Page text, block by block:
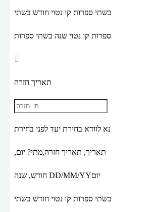
בשתי ספרות קו נטוי חודש בשתי
ספרות קו נטוי שנה בשתי ספרות
תאריך חזרה
נא לוודא בחירת יעד לפני בחירת
תאריך, תאריך חזרה,מתי? יום,
DD/MM/YYיום
בשתי ספרות קו נטוי חודש בשתי